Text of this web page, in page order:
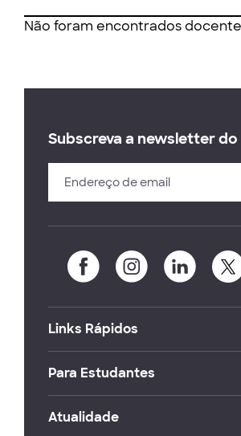
Não foram encontrados
Subscreva a newsletter do
Links Rápidos
Para Estudantes
Atualidade